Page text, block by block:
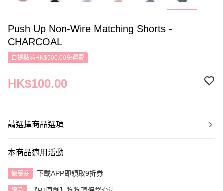
Push Up Non-Wire Matching Shorts -
CHARCOAL
自提點滿HK$500.00免運費
HK$100.00
請選擇商品選項
本商品適用活動
優惠券 下載APP即領取9折券